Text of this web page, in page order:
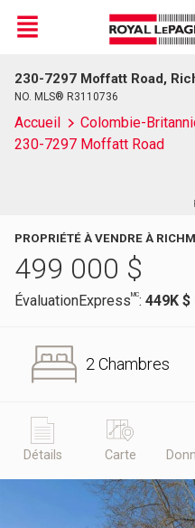
Live
En Direct
Menu
230-7297 Moffatt Road,
NO. MLS® R3110736
Accueil Colombie-
230-7297 Moffatt Road
PROPRIÉTÉ À VENDRE À
499 000 $
ÉvaluationExpressMC: 449K $
2 Chambres
Détails Carte